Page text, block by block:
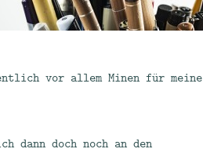
vor allem Minen für meine
doch noch an den